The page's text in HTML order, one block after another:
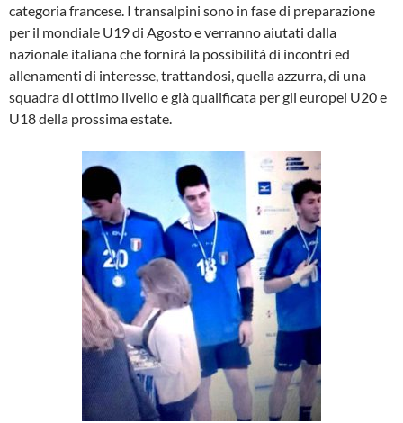
categoria francese. I transalpini sono in fase di preparazione
per il mondiale U19 di Agosto e verranno aiutati dalla
nazionale italiana che fornirà la possibilità di incontri ed
allenamenti di interesse, trattandosi, quella azzurra, di una
squadra di ottimo livello e già qualificata per gli europei U20 e
U18 della prossima estate.